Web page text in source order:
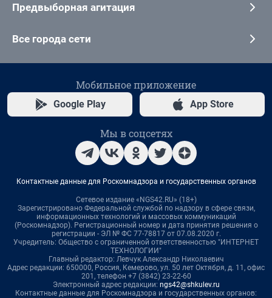
Предвыборная агитация
Все города сети
Мобильное приложение
Google Play App Store
Мы в соцсетях
Контактные данные для Роскомнадзора и государственных органов
Сетевое издание «NGS42.RU» (18+)
Зарегистрировано Федеральной службой по надзору в сфере связи,
информационных технологий и массовых коммуникаций
(Роскомнадзор). Регистрационный номер и дата принятия решения о
регистрации - ЭЛ № ФС 77-78817 от 07.08.2020 г.
Учредитель: Общество с ограниченной ответственностью "ИНТЕРНЕТ
ТЕХНОЛОГИИ"
Главный редактор: Левчук Александр Николаевич
Адрес редакции: 650000, Россия, Кемерово, ул. 50 лет Октября, д. 11, офис
201, телефон +7 (3842) 23-22-60
Электронный адрес редакции: ngs42@shkulev.ru
Контактные данные для Роскомнадзора и государственных органов: